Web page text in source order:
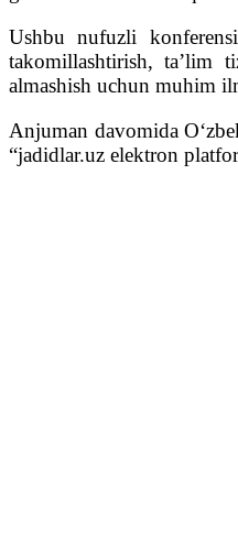
Ushbu nufuzli
takomillashtirish, ta’lim
almashish uchun muhim
Anjuman davomida
“jadidlar.uz elektron